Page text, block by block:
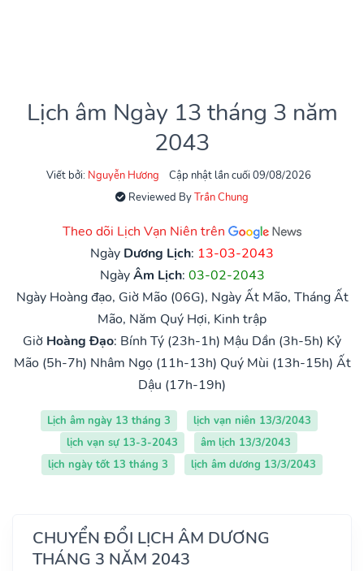
Lịch âm Ngày 13 tháng 3 năm
2043
Viết bởi: Nguyễn Hương
Cập nhật lần cuối 09/08/2026
Reviewed ByTrần Chung
Theo dõi Lịch Vạn Niên trên
Ngày Dương Lịch: 13-03-2043
NgàyÂm Lịch: 03-02-2043
Ngày Hoàng đạo, Giờ Mão (06G), Ngày Ất Mão, Tháng Ất
Mão, Năm Quý Hợi, Kinh trập
Giờ Hoàng Đạo: Bính Tý (23h-1h) Mậu Dần (3h-5h) Kỷ
Mão (5h-7h) Nhâm Ngọ (11h-13h) Quý Mùi (13h-15h) Ất
Dậu (17h-19h)
Lịch âm ngày 13 tháng 3
lịch vạn niên 13/3/2043
lịch vạn sự 13-3-2043
âm lịch 13/3/2043
lịch ngày tốt 13 tháng 3
lịch âm dương 13/3/2043
CHUYỂN ĐỔI LỊCH ÂM DƯƠNG
THÁNG 3 NĂM 2043